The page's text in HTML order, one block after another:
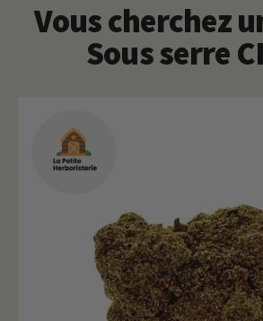
Vous cherchez
Sous serre